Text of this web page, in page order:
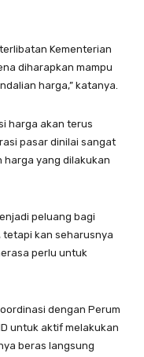
Kementerian
diharapkan mampu
harga,” katanya.
harga akan terus
pasar dinilai sangat
yang dilakukan
peluang bagi
tetapi kan seharusnya
perlu untuk
dengan Perum
untuk aktif melakukan
beras langsung